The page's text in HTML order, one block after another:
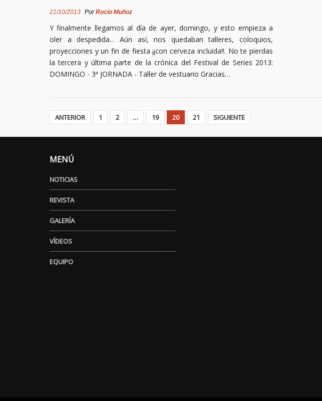
21/10/2013 PorRocío Muñoz
Y finalmente llegamos al día de ayer, domingo, y esto empieza a
oler a despedida... Aún así, nos quedaban talleres, coloquios,
proyecciones y un fin de fiesta ¡¡con cerveza incluida!!. No te pierdas
la tercera y última parte de la crónica del Festival de Series 2013:
DOMINGO - 3ª JORNADA - Taller de vestuario Gracias…
ANTERIOR 1 2 … 19 20 21 SIGUIENTE
MENÚ
NOTICIAS
REVISTA
GALERÍA
VÍDEOS
EQUIPO